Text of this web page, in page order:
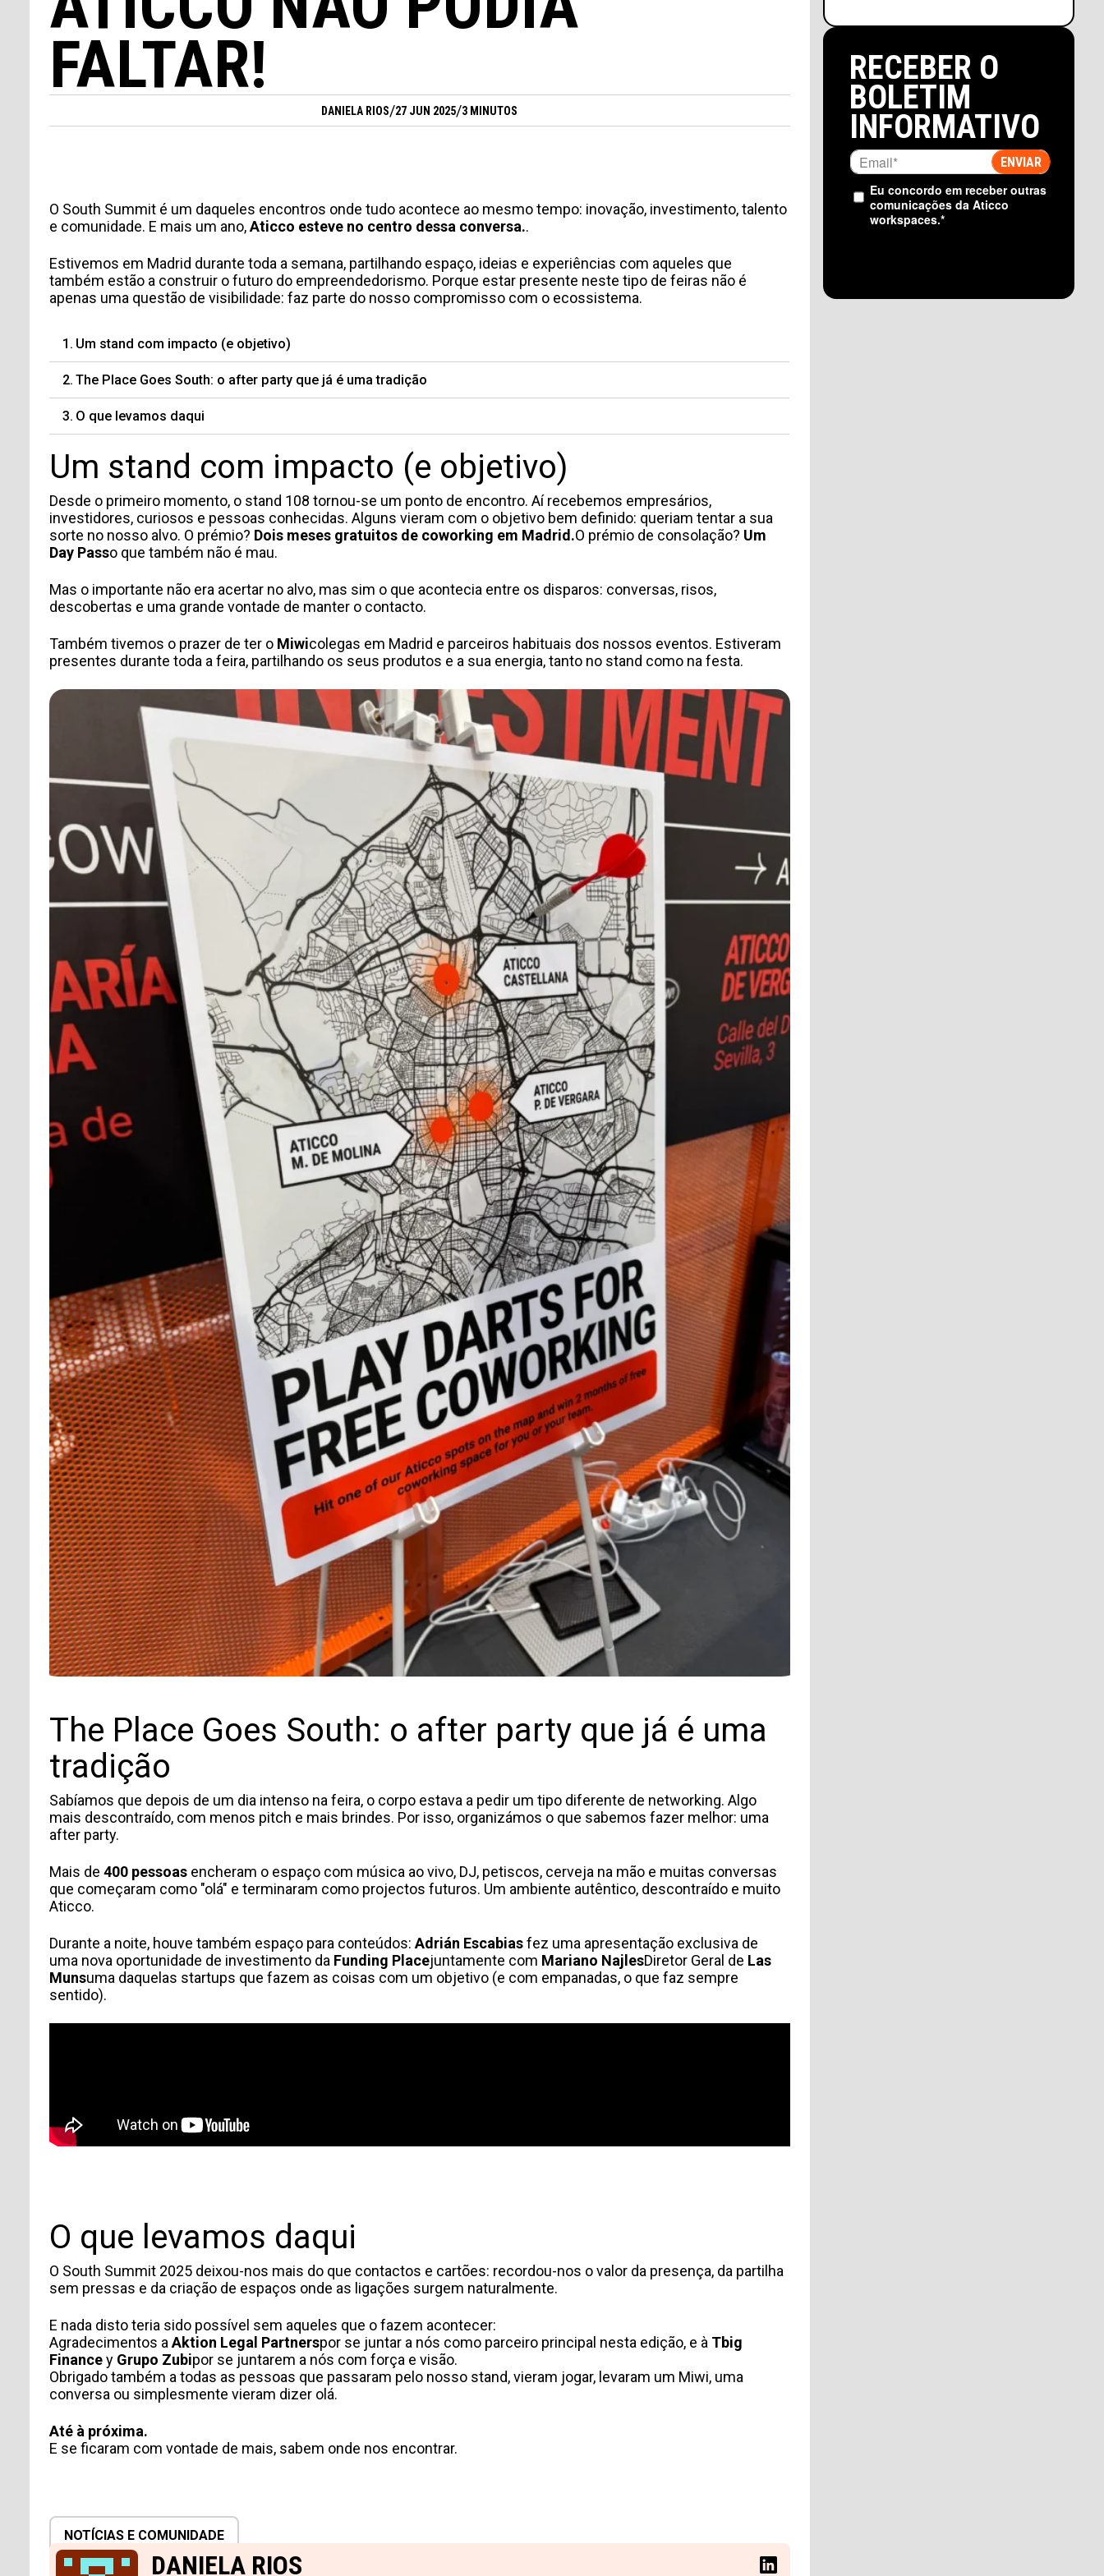
FALTAR!
DANIELA RIOS/27 JUN 2025/3 MINUTOS
O South Summit é um daqueles encontros onde tudo acontece ao mesmo tempo: inovação, investimento, talento
e comunidade. E mais um ano,Aticco esteve no centro dessa conversa..
Estivemos em Madrid durante toda a semana, partilhando espaço, ideias e experiências com aqueles que
também estão a construir o futuro do empreendedorismo. Porque estar presente neste tipo de feiras não é
apenas uma questão de visibilidade: faz parte do nosso compromisso com o ecossistema.
Um stand com impacto (e objetivo)
The Place Goes South: o after party que já é uma tradição
O que levamos daqui
Um stand com impacto (e objetivo)
Desde o primeiro momento, o stand 108 tornou-se um ponto de encontro. Aí recebemos empresários,
investidores, curiosos e pessoas conhecidas. Alguns vieram com o objetivo bem definido: queriam tentar a sua
sorte no nosso alvo. O prémio? Dois meses gratuitos de coworking em Madrid.O prémio de consolação? Um
Day Passo que também não é mau.
Mas o importante não era acertar no alvo, mas sim o que acontecia entre os disparos: conversas, risos,
descobertas e uma grande vontade de manter o contacto.
Também tivemos o prazer de ter o Miwicolegas em Madrid e parceiros habituais dos nossos eventos. Estiveram
presentes durante toda a feira, partilhando os seus produtos e a sua energia, tanto no stand como na festa.
The Place Goes South: o after party que já é uma
tradição
Sabíamos que depois de um dia intenso na feira, o corpo estava a pedir um tipo diferente de networking. Algo
mais descontraído, com menos pitch e mais brindes. Por isso, organizámos o que sabemos fazer melhor: uma
after party.
Mais de 400 pessoas encheram o espaço com música ao vivo, DJ, petiscos, cerveja na mão e muitas conversas
que começaram como "olá" e terminaram como projectos futuros. Um ambiente autêntico, descontraído e muito
Aticco.
Durante a noite, houve também espaço para conteúdos: Adrián Escabiasfez uma apresentação exclusiva de
uma nova oportunidade de investimento da Funding Placejuntamente com Mariano NajlesDiretor Geral de Las
Munsuma daquelas startups que fazem as coisas com um objetivo (e com empanadas, o que faz sempre
sentido).
O que levamos daqui
O South Summit 2025 deixou-nos mais do que contactos e cartões: recordou-nos o valor da presença, da partilha
sem pressas e da criação de espaços onde as ligações surgem naturalmente.
E nada disto teria sido possível sem aqueles que o fazem acontecer:
Agradecimentos a Aktion Legal Partnerspor se juntar a nós como parceiro principal nesta edição, e à Tbig
Financey Grupo Zubipor se juntarem a nós com força e visão.
Obrigado também a todas as pessoas que passaram pelo nosso stand, vieram jogar, levaram um Miwi, uma
conversa ou simplesmente vieram dizer olá.
Até à próxima.
E se ficaram com vontade de mais, sabem onde nos encontrar.
NOTÍCIAS E COMUNIDADE
DANIELA RIOS
RECEBER O
BOLETIM
INFORMATIVO
Eu concordo em receber outras
comunicações da Aticco
workspaces.*
INFORMACIÓN PERSONAL
TIPO DE SOLICITUD
Acepto recibir comunicaciones de Aticco
Acepto laPolítica de Privacidad*